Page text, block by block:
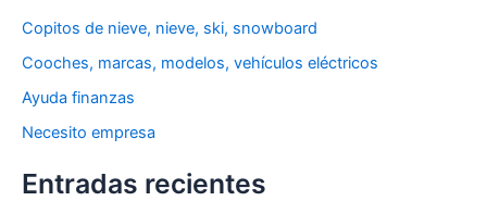
r
:
Copitos de nieve, nieve, ski, snowboard
Cooches, marcas, modelos, vehículos eléctricos
Ayuda finanzas
Necesito empresa
Entradas recientes